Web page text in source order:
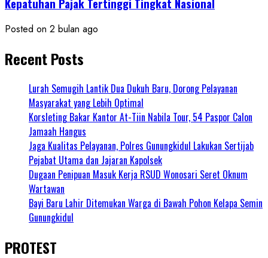
Posted on 2 bulan ago
Recent Posts
Lurah Semugih Lantik Dua Dukuh Baru, Dorong Pelayanan
Masyarakat yang Lebih Optimal
Korsleting Bakar Kantor At-Tiin Nabila Tour, 54 Paspor Calon
Jamaah Hangus
Jaga Kualitas Pelayanan, Polres Gunungkidul Lakukan Sertijab
Pejabat Utama dan Jajaran Kapolsek
Dugaan Penipuan Masuk Kerja RSUD Wonosari Seret Oknum
Wartawan
Bayi Baru Lahir Ditemukan Warga di Bawah Pohon Kelapa Semin
Gunungkidul
PROTEST